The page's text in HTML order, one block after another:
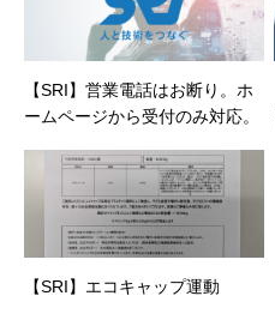
【SRI】営業電話はお断り。ホ
ームページから受付のみ対応。
【SRI】エコキャップ運動